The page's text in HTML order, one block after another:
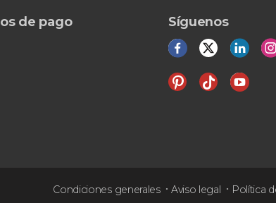
de pago Síguenos
Condiciones generales Aviso legal Política